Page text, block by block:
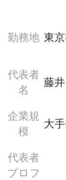
勤務地 東
代表者
名
藤
企業規
模
大
代表者
プロフ